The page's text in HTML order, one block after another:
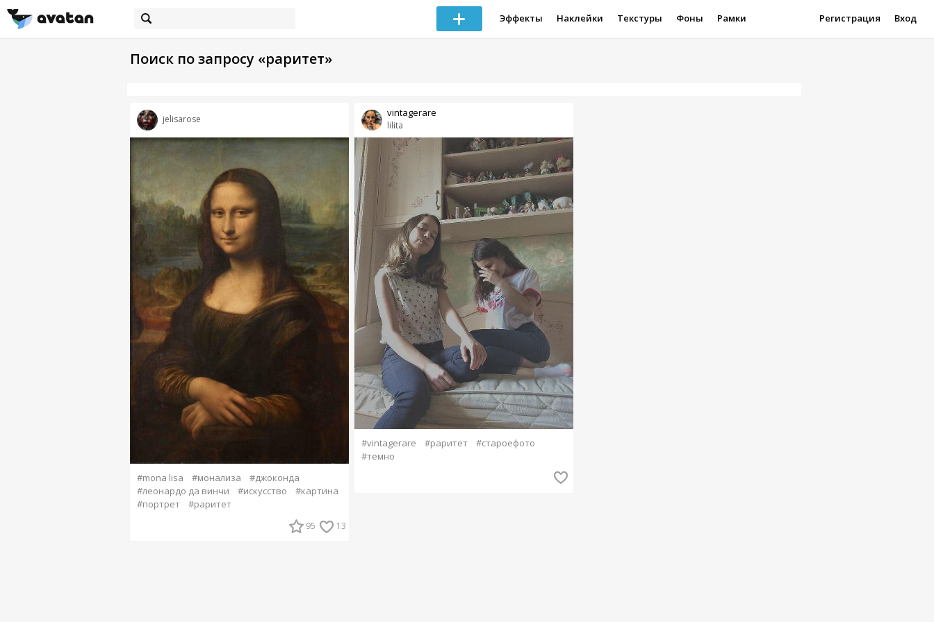
Эффекты Наклейки Текстуры Фоны Рамки Регистрация Вход
Поиск по запросу «раритет»
jelisarose
#mona lisa #монализа
#джоконда
#леонардо да винчи
#искусство
#картина
#портрет
#раритет
95 13
lilita
vintagerare
#vintagerare #раритет
#староефото
#темно